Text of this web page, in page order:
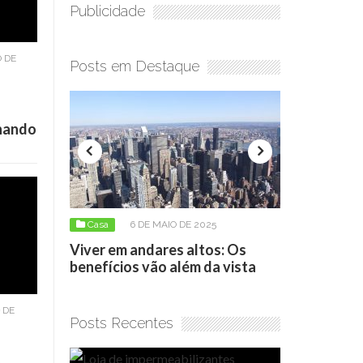
DE
DE
Publicidade
Posts em Destaque
6 DE MAIO DE 2025
andares altos: Os
vão além da vista
Casa
Loja de impermeabilizantes:
como escolher o produto certo
Posts Recentes